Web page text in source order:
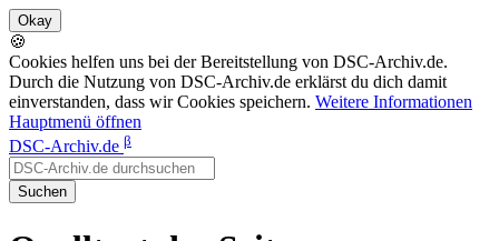
🍪
Cookies helfen uns bei der Bereitstellung von DSC-Archiv.de.
Durch die Nutzung von DSC-Archiv.de erklärst du dich damit
einverstanden, dass wir Cookies speichern. Weitere Informationen
Hauptmenü öffnen
DSC-Archiv.de β
Suchen